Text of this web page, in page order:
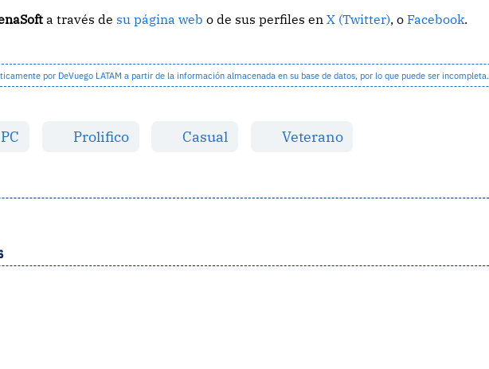
a través de su página web o de sus perfiles enX (Twitter), oFacebook.
por DeVuego LATAM a partir de la información almacenada en su base de datos, por lo que puede ser incompleta.
PC Prolifico Casual Veterano